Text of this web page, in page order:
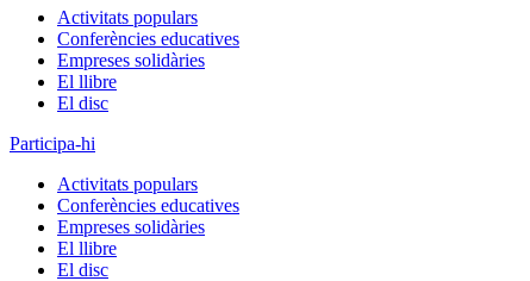
Activitats populars
Conferències educatives
Empreses solidàries
El llibre
El disc
Participa-hi
Activitats populars
Conferències educatives
Empreses solidàries
El llibre
El disc